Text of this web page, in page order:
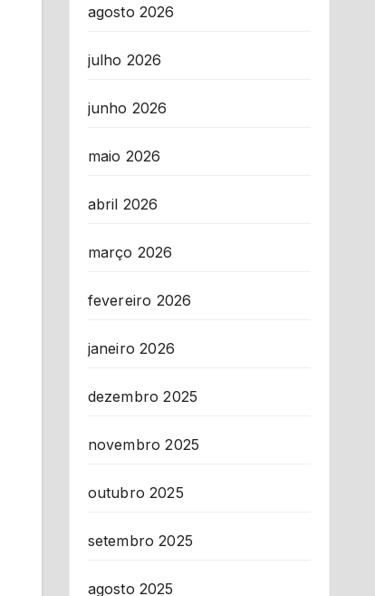
agosto 2026
julho 2026
junho 2026
maio 2026
abril 2026
março 2026
fevereiro 2026
janeiro 2026
dezembro 2025
novembro 2025
outubro 2025
setembro 2025
agosto 2025